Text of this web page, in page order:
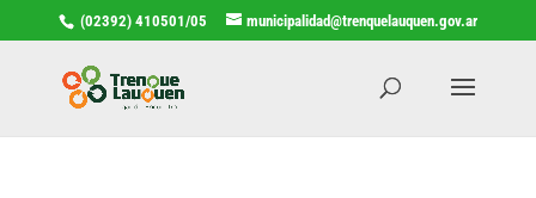
(02392) 410501/05 municipalidad@trenquelauquen.gov.ar